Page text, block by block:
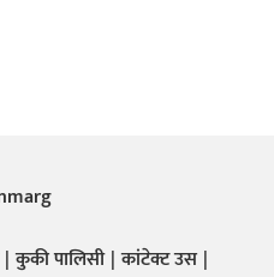
कुकी पालिसी कांटेक्ट उस